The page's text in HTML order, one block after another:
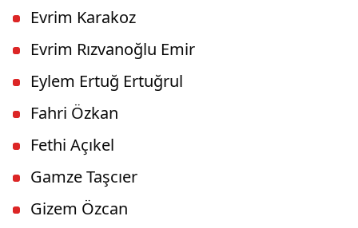
Evrim Karakoz
Evrim Rızvanoğlu Emir
Eylem Ertuğ Ertuğrul
Fahri Özkan
Fethi Açıkel
Gamze Taşcıer
Gizem Özcan